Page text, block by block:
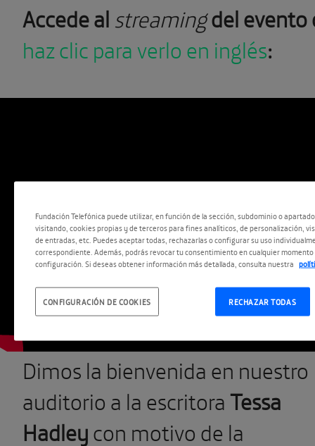
Accede alstreamingdel evento
haz clic para verlo en inglés:
Dimos la bienvenida en nuestro
auditorio a la escritoraTessa
Hadleycon motivo de la
Fundación Telefónica puede utilizar, en función de la sección, subdominio o
visitando, cookies propias y de terceros para fines analíticos, de personalización,
de entradas, etc. Puedes aceptar todas, rechazarlas o configurar su uso
correspondiente. Además, podrás revocar tu consentimiento en cualquier momento
configuración. Si deseas obtener información más detallada, consulta nuestra
RECHAZAR TODAS
CONFIGURACIÓN DE COOKIES